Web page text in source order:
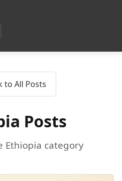
to All Posts
Posts
Ethiopia category